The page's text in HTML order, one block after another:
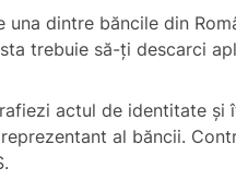
una dintre băncile din
trebuie să-ți descarci
actul de identitate și
al băncii.